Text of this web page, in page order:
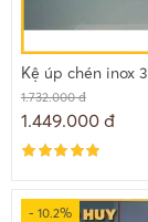
Kệ úp chén inox
1.732.000 đ
1.449.000 đ
- 10.2%